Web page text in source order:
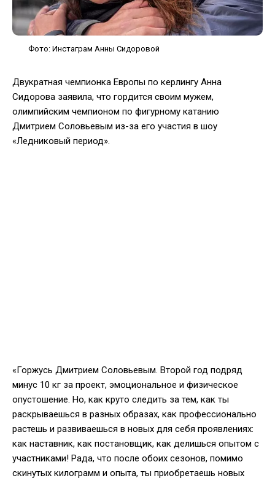
Фото: Инстаграм Анны Сидоровой
Двукратная чемпионка Европы по керлингу Анна
Сидорова заявила, что гордится своим мужем,
олимпийским чемпионом по фигурному катанию
Дмитрием Соловьевым из-за его участия в шоу
«Ледниковый период».
«Горжусь Дмитрием Соловьевым. Второй год подряд
минус 10 кг за проект, эмоциональное и физическое
опустошение. Но, как круто следить за тем, как ты
раскрываешься в разных образах, как профессионально
растешь и развиваешься в новых для себя проявлениях:
как наставник, как постановщик, как делишься опытом с
участниками! Рада, что после обоих сезонов, помимо
скинутых килограмм и опыта, ты приобретаешь новых